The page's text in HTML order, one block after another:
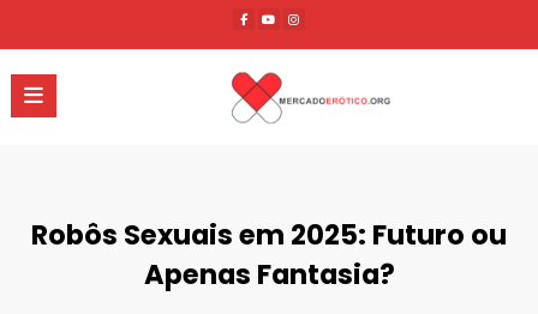
o
conteúdo
Robôs Sexuais em 2025: Futuro ou
Apenas Fantasia?